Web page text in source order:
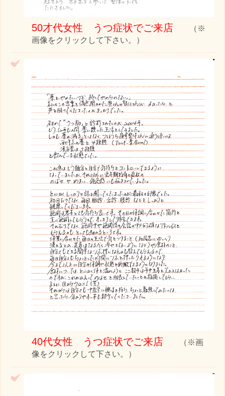
50才代女性 うつ症状でご来店 （※
画像をクリックして下さい。）
40代女性 うつ症状でご来店 （※画
像をクリックして下さい。）